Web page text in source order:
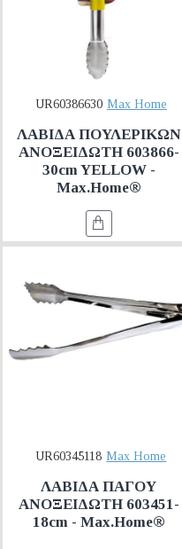
UR60386630 Max Home
ΛΑΒΙΔΑ ΠΟΥΛΕΡΙΚΩΝ
ΑΝΟΞΕΙΔΩΤΗ 603866-
30cm YELLOW -
Max.Home®
UR60345118 Max Home
ΛΑΒΙΔΑ ΠΑΓΟΥ
ΑΝΟΞΕΙΔΩΤΗ 603451-
18cm - Max.Home®